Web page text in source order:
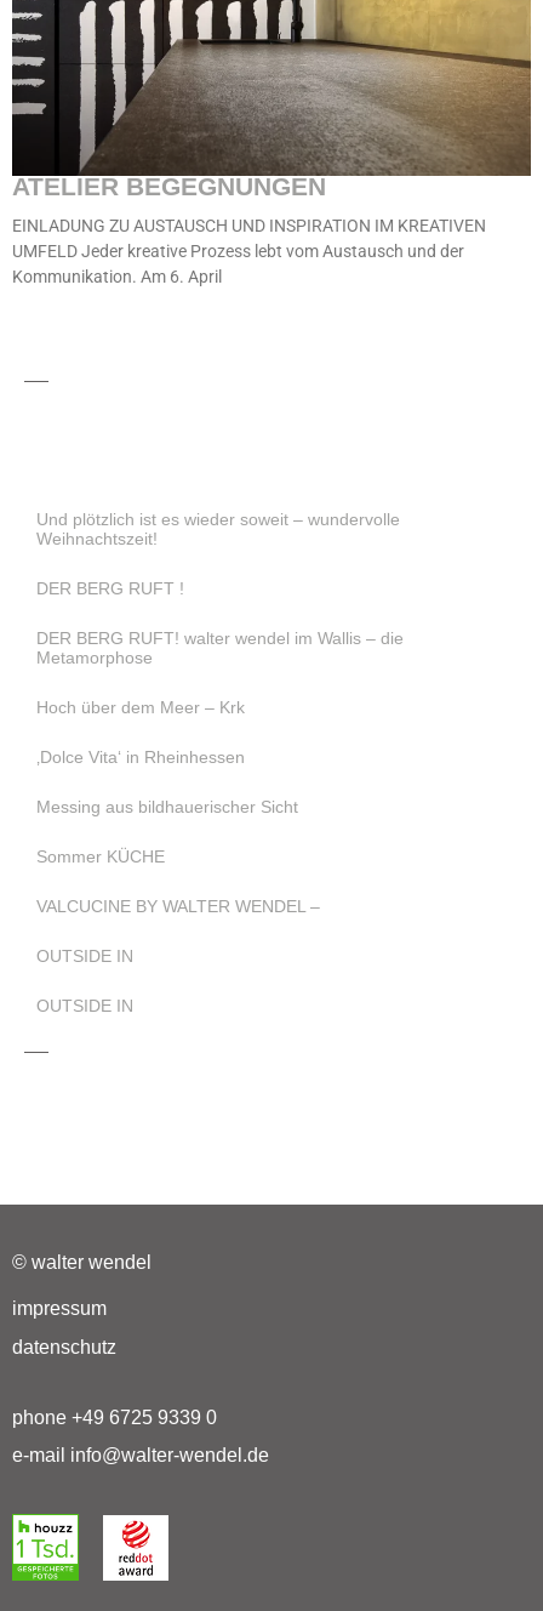
ATELIER BEGEGNUNGEN
EINLADUNG ZU AUSTAUSCH UND INSPIRATION IM KREATIVEN
UMFELD Jeder kreative Prozess lebt vom Austausch und der
Kommunikation. Am 6. April
Und plötzlich ist es wieder soweit – wundervolle
Weihnachtszeit!
DER BERG RUFT !
DER BERG RUFT! walter wendel im Wallis – die
Metamorphose
Hoch über dem Meer – Krk
‚Dolce Vita‘ in Rheinhessen
Messing aus bildhauerischer Sicht
Sommer KÜCHE
VALCUCINE BY WALTER WENDEL –
OUTSIDE IN
OUTSIDE IN
© walter wendel
impressum
datenschutz
phone +49 6725 9339 0
e-mail info@walter-wendel.de